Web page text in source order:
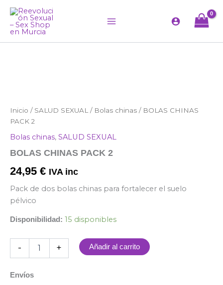
contenido
Inicio / SALUD SEXUAL/ Bolas chinas / BOLAS CHINAS
PACK 2
Bolas chinas, SALUD SEXUAL
BOLAS CHINAS PACK 2
24,95 € IVA inc
Pack de dos bolas chinas para fortalecer el suelo
pélvico
Disponibilidad: 15 disponibles
-
BOLAS
CHINAS
2
cantidad
+ Añadir al carrito
Envíos